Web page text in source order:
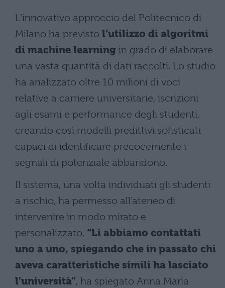
L’innovativo approccio del Politecnico di
Milano ha previsto l’utilizzo di algoritmi
di machine learning in grado di elaborare
una vasta quantità di dati raccolti. Lo studio
ha analizzato oltre 10 milioni di voci
relative a carriere universitarie, iscrizioni
agli esami e performance degli studenti,
creando così modelli predittivi sofisticati
capaci di identificare precocemente i
segnali di potenziale abbandono.
Il sistema, una volta individuati gli studenti
a rischio, ha permesso all’ateneo di
intervenire in modo mirato e
personalizzato. “Li abbiamo contattati
uno a uno, spiegando che in passato chi
aveva caratteristiche simili ha lasciato
l’università”, ha spiegato Anna Maria